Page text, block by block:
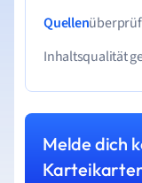
Quellen
Inhaltsqualität
Melde dich